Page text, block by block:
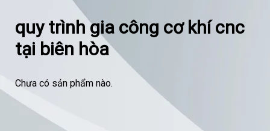
quy trình gia công cơ khí cnc
tại biên hòa
Chưa có sản phẩm nào.